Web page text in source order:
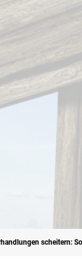
scheitern: